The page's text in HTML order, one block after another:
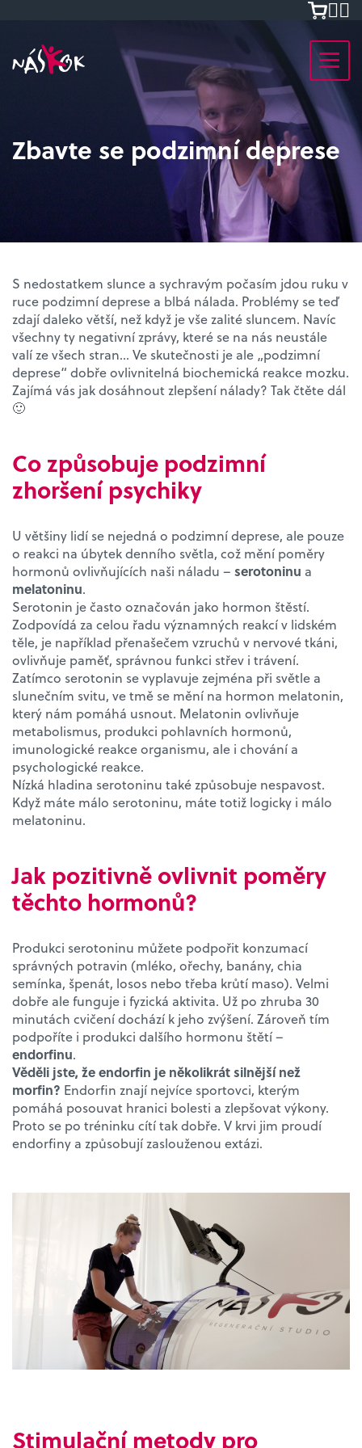
Zbavte se podzimní deprese
S nedostatkem slunce a sychravým počasím jdou ruku v
ruce podzimní deprese a blbá nálada. Problémy se teď
zdají daleko větší, než když je vše zalité sluncem. Navíc
všechny ty negativní zprávy, které se na nás neustále
valí ze všech stran… Ve skutečnosti je ale „podzimní
deprese“ dobře ovlivnitelná biochemická reakce mozku.
Zajímá vás jak dosáhnout zlepšení nálady? Tak čtěte dál
🙂
Co způsobuje podzimní
zhoršení psychiky
U většiny lidí se nejedná o podzimní deprese, ale pouze
o reakci na úbytek denního světla, což mění poměry
hormonů ovlivňujících naši náladu – serotoninu a
melatoninu.
Serotonin je často označován jako hormon štěstí.
Zodpovídá za celou řadu významných reakcí v lidském
těle, je například přenašečem vzruchů v nervové tkáni,
ovlivňuje paměť, správnou funkci střev i trávení.
Zatímco serotonin se vyplavuje zejména při světle a
slunečním svitu, ve tmě se mění na hormon melatonin,
který nám pomáhá usnout. Melatonin ovlivňuje
metabolismus, produkci pohlavních hormonů,
imunologické reakce organismu, ale i chování a
psychologické reakce.
Nízká hladina serotoninu také způsobuje nespavost.
Když máte málo serotoninu, máte totiž logicky i málo
melatoninu.
Jak pozitivně ovlivnit poměry
těchto hormonů?
Produkci serotoninu můžete podpořit konzumací
správných potravin (mléko, ořechy, banány, chia
semínka, špenát, losos nebo třeba krůtí maso). Velmi
dobře ale funguje i fyzická aktivita. Už po zhruba 30
minutách cvičení dochází k jeho zvýšení. Zároveň tím
podpoříte i produkci dalšího hormonu štětí –
endorfinu.
Věděli jste, že endorfin je několikrát silnější než
morfin? Endorfin znají nejvíce sportovci, kterým
pomáhá posouvat hranici bolesti a zlepšovat výkony.
Proto se po tréninku cítí tak dobře. V krvi jim proudí
endorfiny a způsobují zaslouženou extázi.
Stimulační metody pro